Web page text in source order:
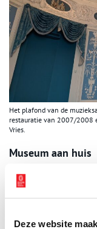
Deze website
Het plafond van de
restauratie van 2007/2008
Vries.
Museum aan huis
Natuurlijk werden er
muzieksalon
zaal zat en het